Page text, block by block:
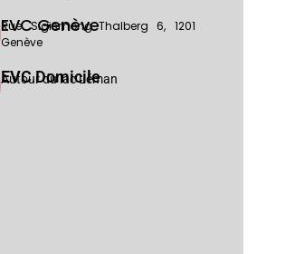
EVC Genève
Rue Sigismong-Thalberg 6, 1201
Genève
EVC Domicile
Autour du lac Léman